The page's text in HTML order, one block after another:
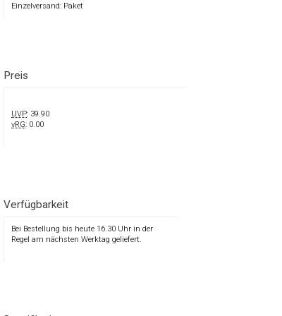
Einzelversand: Paket
Preis
UVP: 39.90
vRG: 0.00
Verfügbarkeit
Bei Bestellung bis heute 16.30 Uhr in der
Regel am nächsten Werktag geliefert.